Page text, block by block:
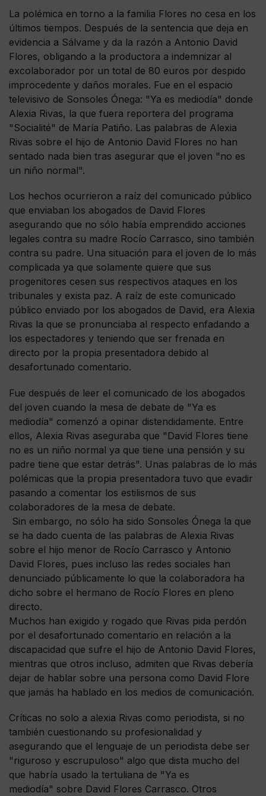
La polémica en torno a la familia Flores no cesa en los
últimos tiempos. Después de la sentencia que deja en
evidencia a Sálvame y da la razón a Antonio David
Flores, obligando a la productora a indemnizar al
excolaborador por un total de 80 euros por despido
improcedente y daños morales. Fue en el espacio
televisivo de Sonsoles Ónega: "Ya es mediodía" donde
Alexia Rivas, la que fuera reportera del programa
"Socialité" de María Patiño. Las palabras de Alexia
Rivas sobre el hijo de Antonio David Flores no han
sentado nada bien tras asegurar que el joven "no es
un niño normal".
Los hechos ocurrieron a raíz del comunicado público
que enviaban los abogados de David Flores
asegurando que no sólo había emprendido acciones
legales contra su madre Rocío Carrasco, sino también
contra su padre. Una situación para el joven de lo más
complicada ya que solamente quiere que sus
progenitores cesen sus respectivos ataques en los
tribunales y exista paz. A raíz de este comunicado
público enviado por los abogados de David, era Alexia
Rivas la que se pronunciaba al respecto enfadando a
los espectadores y teniendo que ser frenada en
directo por la propia presentadora debido al
desafortunado comentario.
Fue después de leer el comunicado de los abogados
del joven cuando la mesa de debate de "Ya es
mediodía" comenzó a opinar distendidamente. Entre
ellos, Alexia Rivas aseguraba que "David Flores tiene
no es un niño normal ya que tiene una pensión y su
padre tiene que estar detrás". Unas palabras de lo más
polémicas que la propia presentadora tuvo que evadir
pasando a comentar los estilismos de sus
colaboradores de la mesa de debate.
Sin embargo, no sólo ha sido Sonsoles Ónega la que
se ha dado cuenta de las palabras de Alexia Rivas
sobre el hijo menor de Rocío Carrasco y Antonio
David Flores, pues incluso las redes sociales han
denunciado públicamente lo que la colaboradora ha
dicho sobre el hermano de Rocío Flores en pleno
directo.
Muchos han exigido y rogado que Rivas pida perdón
por el desafortunado comentario en relación a la
discapacidad que sufre el hijo de Antonio David Flores,
mientras que otros incluso, admiten que Rivas debería
dejar de hablar sobre una persona como David Flore
que jamás ha hablado en los medios de comunicación.
Críticas no solo a alexia Rivas como periodista, si no
también cuestionando su profesionalidad y
asegurando que el lenguaje de un periodista debe ser
"riguroso y escrupuloso" algo que dista mucho del
que habría usado la tertuliana de "Ya es
mediodía" sobre David Flores Carrasco. Otros